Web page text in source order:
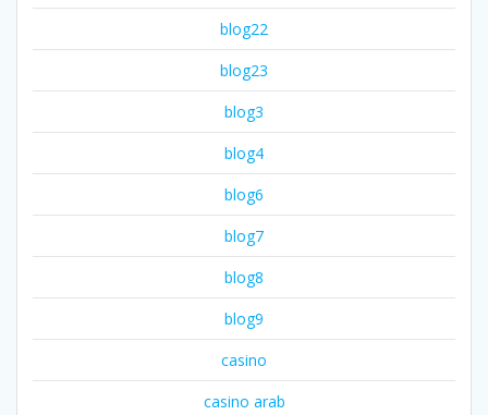
blog22
blog23
blog3
blog4
blog6
blog7
blog8
blog9
casino
casino arab